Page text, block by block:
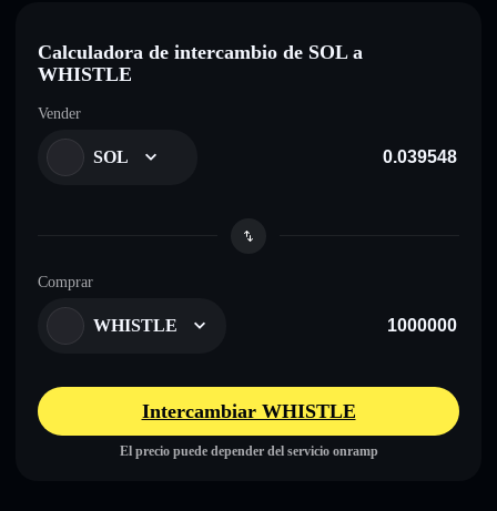
Calculadora de intercambio de SOL a
WHISTLE
Vender
SOL
Comprar
WHISTLE
Intercambiar WHISTLE
El precio puede depender del servicio onramp